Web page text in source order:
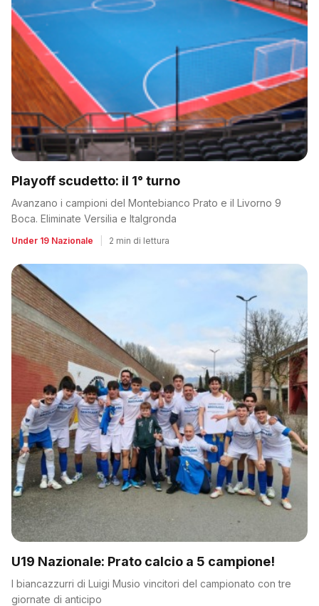
Playoff scudetto: il 1° turno
Avanzano i campioni del Montebianco Prato e il Livorno 9
Boca. Eliminate Versilia e Italgronda
Under 19 Nazionale 2 min di lettura
U19 Nazionale: Prato calcio a 5 campione!
I biancazzurri di Luigi Musio vincitori del campionato con tre
giornate di anticipo